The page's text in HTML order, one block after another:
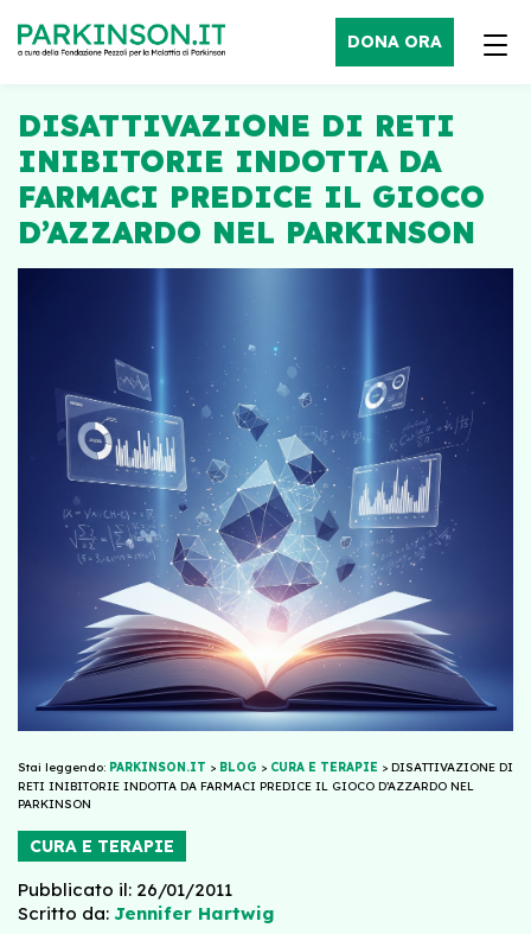
DONA ORA
DISATTIVAZIONE DI RETI
INIBITORIE INDOTTA DA
FARMACI PREDICE IL GIOCO
D’AZZARDO NEL PARKINSON
Stai leggendo: PARKINSON.IT > BLOG > CURA E TERAPIE > DISATTIVAZIONE DI
RETI INIBITORIE INDOTTA DA FARMACI PREDICE IL GIOCO D’AZZARDO NEL
PARKINSON
CURA E TERAPIE
Pubblicato il: 26/01/2011
Scritto da: Jennifer Hartwig